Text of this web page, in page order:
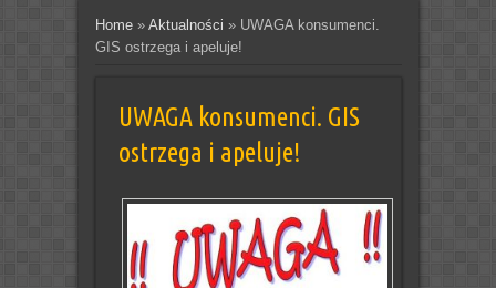
Home» Aktualności » UWAGA konsumenci.
GIS ostrzega i apeluje!
UWAGA konsumenci. GIS
ostrzega i apeluje!